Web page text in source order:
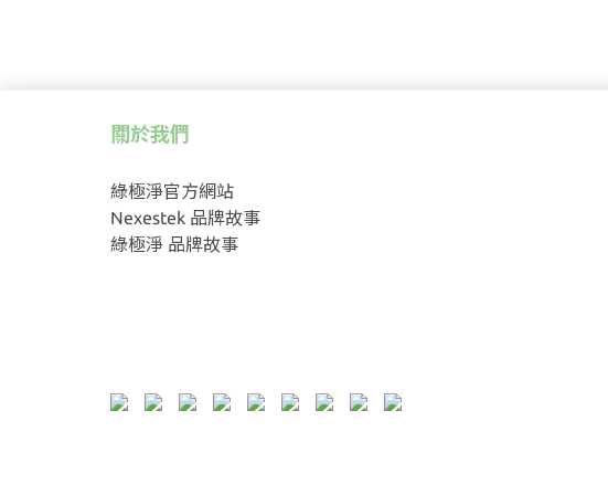
關於我們
綠極淨官方網站
Nexestek 品牌故事
綠極淨 品牌故事